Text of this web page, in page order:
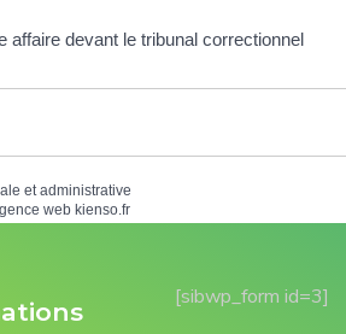
affaire devant le tribunal correctionnel
et administrative
web kienso.fr
[sibwp_form id=3]